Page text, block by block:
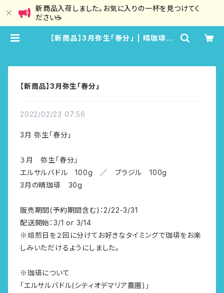
新商品入荷しました。お気に入りの一杯を見つけてく
ださい☕
【新商品】3月弥生「春分」 | 晴珈琲
【新商品】3月弥生「春分」
2022/02/23 07:56
3月 弥生「春分」
３月 弥生「春分」
エルサルバドル 100g ／ ブラジル 100g
3月の晴珈琲 30g
販売期間(予約期間含む)：2/22-3/31
配送開始：3/1 or 3/14
※焙煎日を２回に分けてお好きなタイミングで珈琲をお楽
しみいただけるようにしました。
※珈琲について
「エルサルバドル(シティオデマリア農園)」